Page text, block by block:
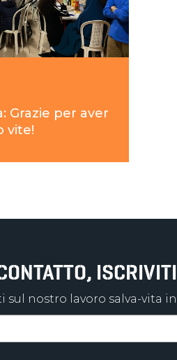
Grazie per aver
vite!
sul nostro lavoro salva-vita